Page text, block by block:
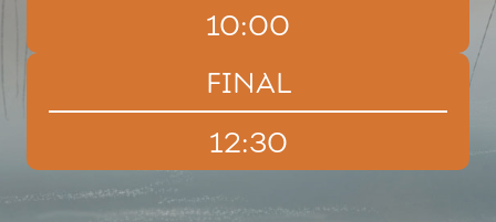
10:00
FINAL
12:30